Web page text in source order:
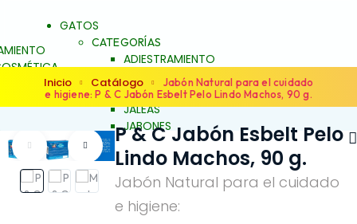
FLORALES
GATOS
CATEGORÍAS
ADIESTRAMIENTO
DERMOCOSMÉTICA
SALUD Y BIENESTAR
JALEAS
JABONES
NATURALES
ESENCIAS FLORALES
PRODUCTOS PARA
ALERGIAS
ARTICULACIONES Y
Inicio Catálogo
Jabón Natural para el cuidado
e higiene: P & C Jabón Esbelt Pelo Lindo Machos, 90 g.
Jabón Natural para el cuidado
e higiene:
P & C Jabón Esbelt Pelo
Lindo Machos, 90 g.